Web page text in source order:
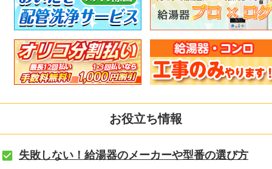
お役立ち情報
失敗しない！給湯器のメーカーや型番の選び方